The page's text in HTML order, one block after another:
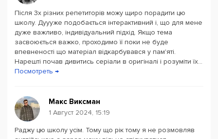
Після 3х різних репетиторів можу щиро порадити цю
школу. Дуууже подобається інтерактивний і, що для мене
дуже важливо, індивідуальний підхід. Якщо тема
засвоюється важко, проходимо її поки не буде
впевненості що матеріал відкарбувався у пам'яті.
Нарешті почав дивитись серіали в оригіналі і розуміти їх...
Посмотреть →
Макс Виксман
1 Август 2024, 15:19
Раджу цю школу усім. Тому що рік тому я не розмовляв